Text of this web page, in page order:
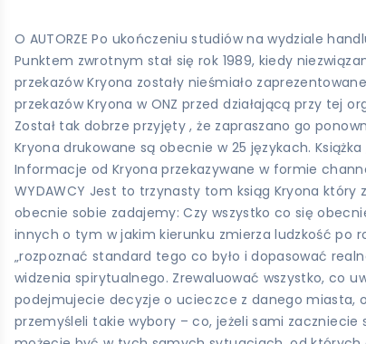
O AUTORZE Po ukończeniu studiów na wydziale
Punktem zwrotnym stał się rok 1989, kiedy
przekazów Kryona zostały nieśmiało
przekazów Kryona w ONZ przed działającą przy tej
Został tak dobrze przyjęty , że zapraszano go
Kryona drukowane są obecnie w 25 językach.
Informacje od Kryona przekazywane w formie
WYDAWCY Jest to trzynasty tom ksiąg Kryona
obecnie sobie zadajemy: Czy wszystko co się
innych o tym w jakim kierunku zmierza ludzkość po
„rozpoznać standard tego co było i dopasować
widzenia spirytualnego. Zrewaluować wszystko, co
podejmujecie decyzje o ucieczce z danego miasta,
przemyśleli takie wybory – co, jeżeli sami